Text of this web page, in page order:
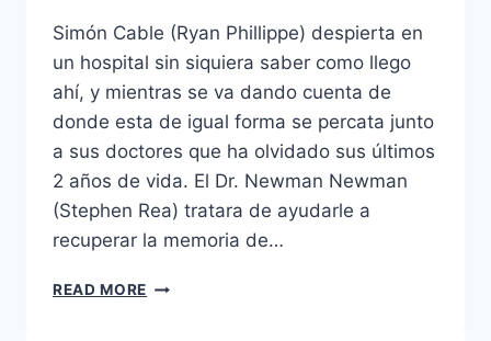
Simón Cable (Ryan Phillippe) despierta en
un hospital sin siquiera saber como llego
ahí, y mientras se va dando cuenta de
donde esta de igual forma se percata junto
a sus doctores que ha olvidado sus últimos
2 años de vida. El Dr. Newman Newman
(Stephen Rea) tratara de ayudarle a
recuperar la memoria de…
READ MORE THE